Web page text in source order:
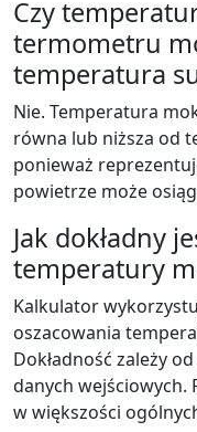
Czy
termometru
temperatura
Nie. Temperatura
równa lub niższa od
ponieważ
powietrze może
Jak dokładny
temperatury
Kalkulator
oszacowania
Dokładność zależy
danych wejściowych.
w większości